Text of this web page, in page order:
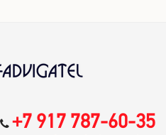
+7 917 787-60-35